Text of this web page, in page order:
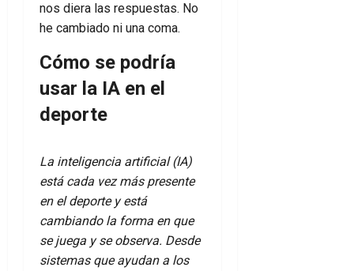
nos diera las respuestas. No
he cambiado ni una coma.
Cómo se podría
usar la IA en el
deporte
La inteligencia artificial (IA)
está cada vez más presente
en el deporte y está
cambiando la forma en que
se juega y se observa. Desde
sistemas que ayudan a los